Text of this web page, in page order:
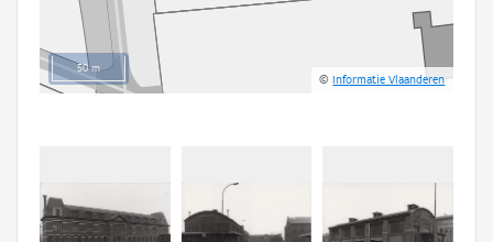
50 m
©Informatie Vlaanderen